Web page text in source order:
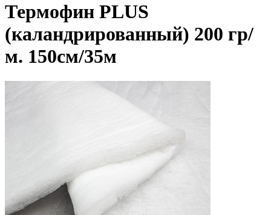
Термофин PLUS
(каландрированный) 200 гр/
м. 150см/35м